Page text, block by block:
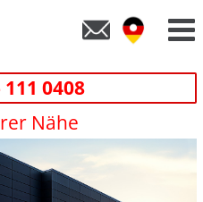
111 0408
Nähe